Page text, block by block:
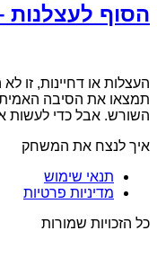
הסוף לעצלנות
העצלות או דחיינות, זו
תמצאו את הסיבה
השורש. אבל כדי לעשות
איך לנצח את המשחק
תנאי שימוש
מדיניות פרטיות
כל הזכויות שמורות